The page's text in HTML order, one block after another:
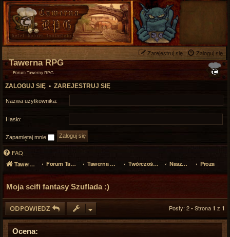
Zaloguj się
Zarejestruj się
Tawerna RPG
Forum Tawerny RPG
ZALOGUJ SIĘ • ZAREJESTRUJ SIĘ
Nazwa użytkownika:
Hasło:
Zapamiętaj mnie
FAQ
Tawerna RPG Forum Tawerny RPG Tawerna RPG Twórczość własna, poezja Nasza twórczość Proza
Moja scifi fantasy Szuflada :)
ODPOWIEDZ Posty: 2 • Strona 1 z 1
Ocena: